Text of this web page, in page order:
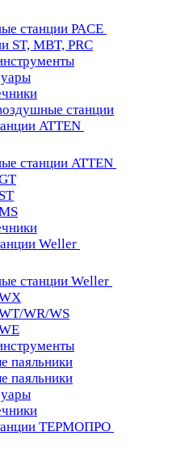
станции PACE
ST, MBT, PRC
станции
ATTEN
станции ATTEN
Weller
станции Weller
WR/WS
паяльники
паяльники
ТЕРМОПРО